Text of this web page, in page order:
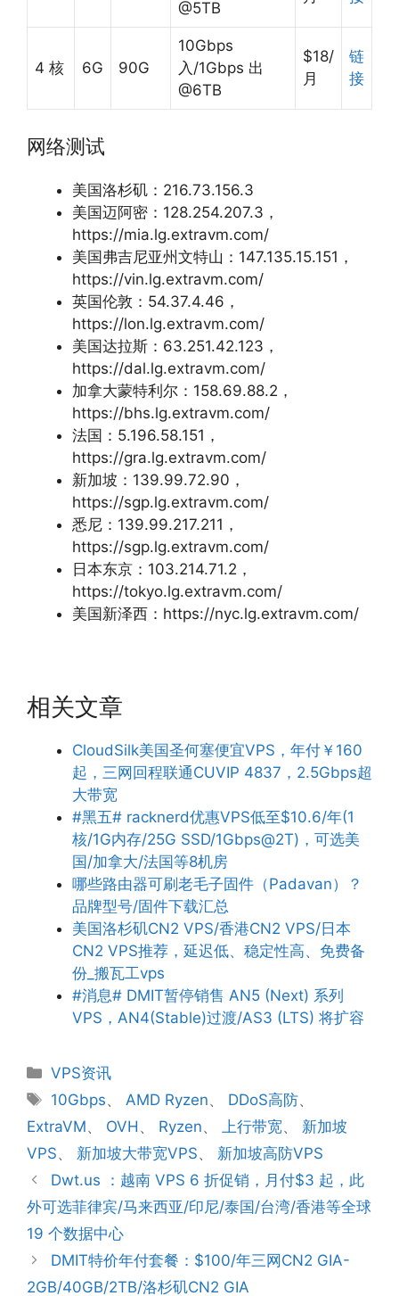
@5TB
4 核 6G 90G
10Gbps
入/1Gbps 出
@6TB
$18/
月
链
接
网络测试
美国洛杉矶：216.73.156.3
美国迈阿密：128.254.207.3，
https://mia.lg.extravm.com/
美国弗吉尼亚州文特山：147.135.15.151，
https://vin.lg.extravm.com/
英国伦敦：54.37.4.46，
https://lon.lg.extravm.com/
美国达拉斯：63.251.42.123，
https://dal.lg.extravm.com/
加拿大蒙特利尔：158.69.88.2，
https://bhs.lg.extravm.com/
法国：5.196.58.151，
https://gra.lg.extravm.com/
新加坡：139.99.72.90，
https://sgp.lg.extravm.com/
悉尼：139.99.217.211，
https://sgp.lg.extravm.com/
日本东京：103.214.71.2，
https://tokyo.lg.extravm.com/
美国新泽西：https://nyc.lg.extravm.com/
相关文章
CloudSilk美国圣何塞便宜VPS，年付￥160
起，三网回程联通CUVIP 4837，2.5Gbps超
大带宽
#黑五# racknerd优惠VPS低至$10.6/年(1
核/1G内存/25G SSD/1Gbps@2T)，可选美
国/加拿大/法国等8机房
哪些路由器可刷老毛子固件（Padavan）？
品牌型号/固件下载汇总
美国洛杉矶CN2 VPS/香港CN2 VPS/日本
CN2 VPS推荐，延迟低、稳定性高、免费备
份_搬瓦工vps
#消息# DMIT暂停销售 AN5 (Next) 系列
VPS，AN4(Stable)过渡/AS3 (LTS) 将扩容
分
类
VPS资讯
标
签
10Gbps、AMD Ryzen、 DDoS高防、
ExtraVM、 OVH 、 Ryzen、 上行带宽、 新加坡
VPS、 新加坡大带宽VPS、 新加坡高防VPS
Dwt.us ：越南 VPS 6 折促销，月付$3 起，此
外可选菲律宾/马来西亚/印尼/泰国/台湾/香港等全球
19 个数据中心
DMIT特价年付套餐：$100/年三网CN2 GIA-
2GB/40GB/2TB/洛杉矶CN2 GIA